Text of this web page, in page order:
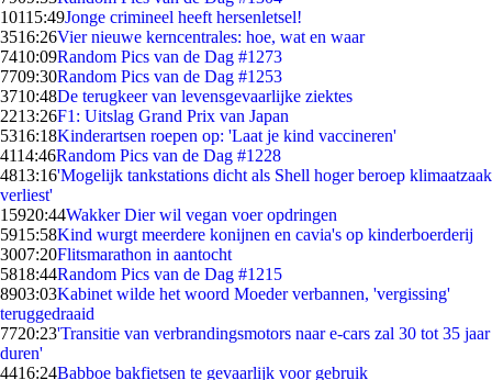
10115:49Jonge crimineel heeft hersenletsel!
3516:26Vier nieuwe kerncentrales: hoe, wat en waar
7410:09Random Pics van de Dag #1273
7709:30Random Pics van de Dag #1253
3710:48De terugkeer van levensgevaarlijke ziektes
2213:26F1: Uitslag Grand Prix van Japan
5316:18Kinderartsen roepen op: 'Laat je kind vaccineren'
4114:46Random Pics van de Dag #1228
4813:16'Mogelijk tankstations dicht als Shell hoger beroep klimaatzaak
verliest'
15920:44Wakker Dier wil vegan voer opdringen
5915:58Kind wurgt meerdere konijnen en cavia's op kinderboerderij
3007:20Flitsmarathon in aantocht
5818:44Random Pics van de Dag #1215
8903:03Kabinet wilde het woord Moeder verbannen, 'vergissing'
teruggedraaid
7720:23'Transitie van verbrandingsmotors naar e-cars zal 30 tot 35 jaar
duren'
4416:24Babboe bakfietsen te gevaarlijk voor gebruik